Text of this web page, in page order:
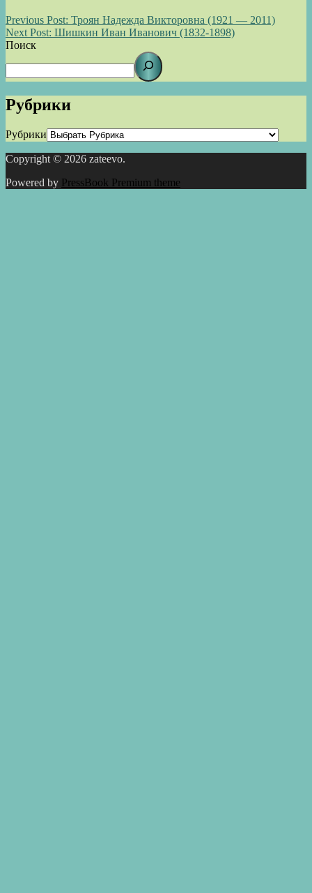
Previous Post: Троян Надежда Викторовна (1921 — 2011)
Next Post: Шишкин Иван Иванович (1832-1898)
Поиск
Рубрики
Рубрики
Copyright © 2026 zateevo.
Powered by PressBook Premium theme